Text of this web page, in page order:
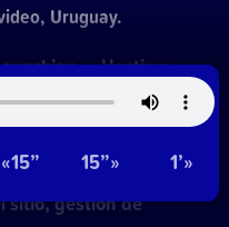
«15” 15”» 1’»
Uruguay.
• Hosting:
sitio, gestión de